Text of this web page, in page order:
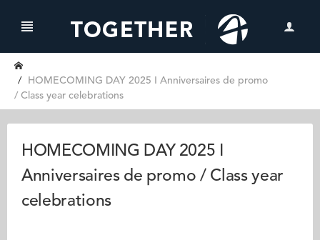
HOMECOMING DAY 2025 I Anniversaires de promo
/ Class year celebrations
HOMECOMING DAY 2025 I
Anniversaires de promo / Class year
celebrations